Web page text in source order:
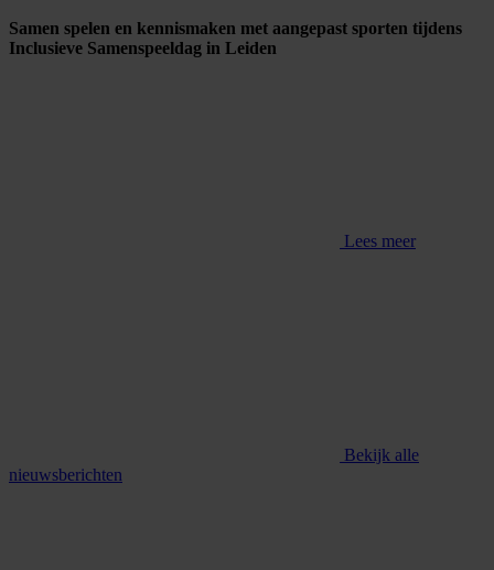
Samen spelen en kennismaken met aangepast sporten tijdens
Inclusieve Samenspeeldag in Leiden
Lees meer
Bekijk alle
nieuwsberichten